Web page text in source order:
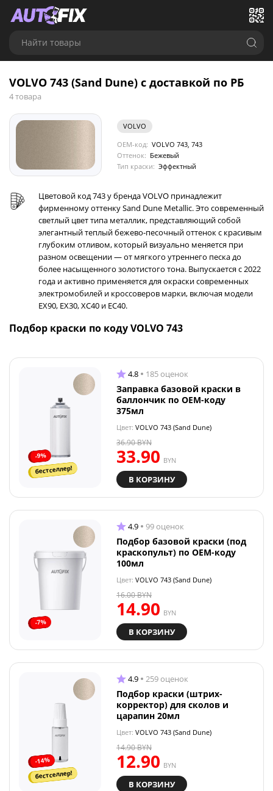
Найти товары
VOLVO 743 (Sand Dune) с доставкой по РБ
4 товара
VOLVO
OEM-код: VOLVO 743, 743
Оттенок: Бежевый
Тип краски: Эффектный
Цветовой код 743 у бренда VOLVO принадлежит
фирменному оттенку Sand Dune Metallic. Это современный
светлый цвет типа металлик, представляющий собой
элегантный теплый бежево-песочный оттенок с красивым
глубоким отливом, который визуально меняется при
разном освещении — от мягкого утреннего песка до
более насыщенного золотистого тона. Выпускается с 2022
года и активно применяется для окраски современных
электромобилей и кроссоверов марки, включая модели
EX90, EX30, XC40 и EC40.
Подбор краски по коду VOLVO 743
-9%
бестселлер!
4.8 185 оценок
Заправка базовой краски в
баллончик по OEM-коду
375мл
Цвет: VOLVO 743 (Sand Dune)
33.90 BYN
36.90BYN
В КОРЗИНУ
-7%
4.9 99 оценок
Подбор базовой краски (под
краскопульт) по OEM-коду
100мл
Цвет: VOLVO 743 (Sand Dune)
14.90 BYN
16.00BYN
В КОРЗИНУ
-14%
бестселлер!
4.9 259 оценок
Подбор краски (штрих-
корректор) для сколов и
царапин 20мл
Цвет: VOLVO 743 (Sand Dune)
12.90 BYN
14.90BYN
В КОРЗИНУ